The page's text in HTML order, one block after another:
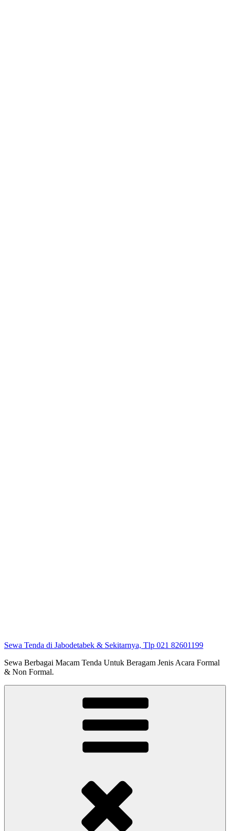
Sewa Tenda di Jabodetabek & Sekitarnya, Tlp 021 82601199
Sewa Berbagai Macam Tenda Untuk Beragam Jenis Acara Formal
& Non Formal.